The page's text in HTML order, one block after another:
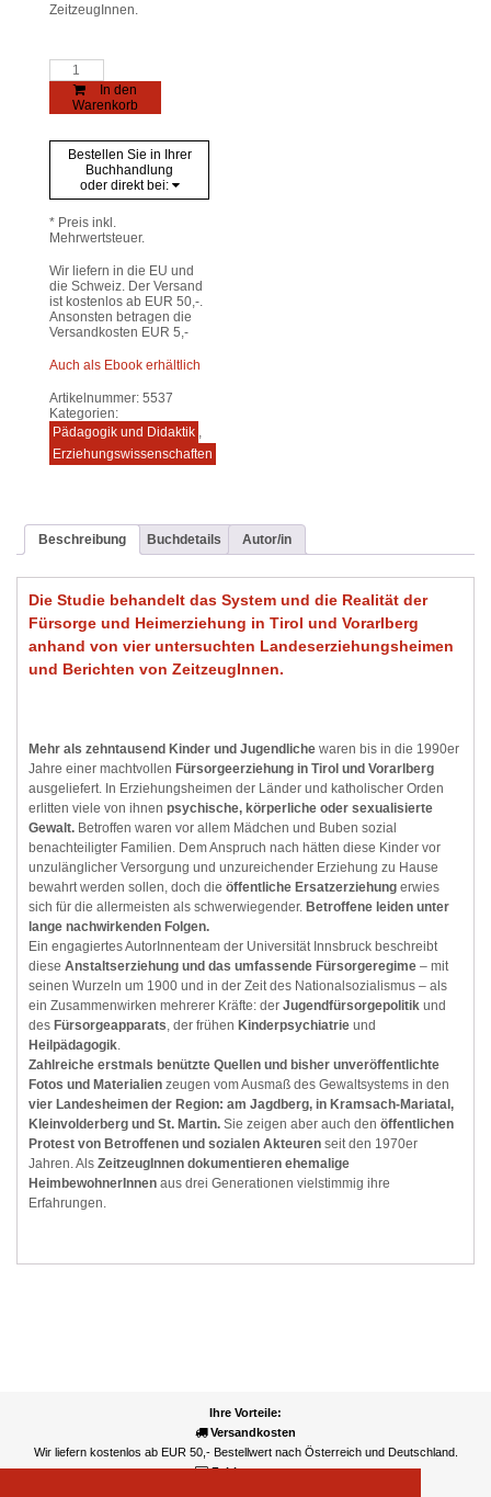
ZeitzeugInnen.
Heimkindheiten
Menge
In den
Warenkorb
Bestellen Sie in Ihrer
Buchhandlung
oder direkt bei:
* Preis inkl.
Mehrwertsteuer.
Wir liefern in die EU und
die Schweiz. Der Versand
ist kostenlos ab EUR 50,-.
Ansonsten betragen die
Versandkosten EUR 5,-
Auch als Ebook erhältlich
Artikelnummer: 5537
Kategorien:
Pädagogik und Didaktik ,
Erziehungswissenschaften
Beschreibung Buchdetails Autor/in
Die Studie behandelt das System und die Realität der
Fürsorge und Heimerziehung in Tirol und Vorarlberg
anhand von vier untersuchten Landeserziehungsheimen
und Berichten von ZeitzeugInnen.
Mehr als zehntausend Kinder und Jugendliche waren bis in die 1990er
Jahre einer machtvollen Fürsorgeerziehung in Tirol und Vorarlberg
ausgeliefert. In Erziehungsheimen der Länder und katholischer Orden
erlitten viele von ihnen psychische, körperliche oder sexualisierte
Gewalt. Betroffen waren vor allem Mädchen und Buben sozial
benachteiligter Familien. Dem Anspruch nach hätten diese Kinder vor
unzulänglicher Versorgung und unzureichender Erziehung zu Hause
bewahrt werden sollen, doch die öffentliche Ersatzerziehung erwies
sich für die allermeisten als schwerwiegender. Betroffene leiden unter
lange nachwirkenden Folgen.
Ein engagiertes AutorInnenteam der Universität Innsbruck beschreibt
diese Anstaltserziehung und das umfassende Fürsorgeregime – mit
seinen Wurzeln um 1900 und in der Zeit des Nationalsozialismus – als
ein Zusammenwirken mehrerer Kräfte: der Jugendfürsorgepolitik und
des Fürsorgeapparats , der frühen Kinderpsychiatrie und
Heilpädagogik
Zahlreiche erstmals benützte Quellen und bisher unveröffentlichte
Fotos und Materialien zeugen vom Ausmaß des Gewaltsystems in den
vier Landesheimen der Region: am Jagdberg, in Kramsach-Mariatal,
Kleinvolderberg und St. Martin. Sie zeigen aber auch den öffentlichen
Protest von Betroffenen und sozialen Akteuren seit den 1970er
Jahren. Als ZeitzeugInnen dokumentieren ehemalige
HeimbewohnerInnen aus drei Generationen vielstimmig ihre
Erfahrungen.
Ihre Vorteile:
Versandkosten
Wir liefern kostenlos ab EUR 50,- Bestellwert nach Österreich und Deutschland.
Zahlungsarten